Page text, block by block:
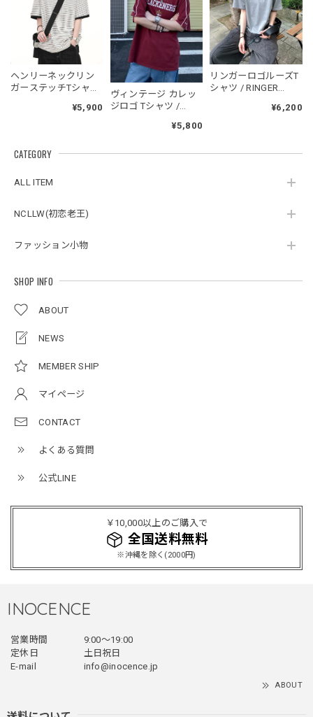
CATEGORY
ALL ITEM
NCLLW(初恋老王)
ファッション小物
SHOP INFO
ABOUT
NEWS
MEMBER SHIP
マイページ
CONTACT
よくある質問
公式LINE
￥10,000以上のご購入で
全国送料無料
※沖縄を除く(2000円)
ブラック/L
2026/05/28
NCLLW オリジナルドッグタグネックレス / NCLLW Original Dog Tag Necklace
2026/05/27
スタンドカラーレトロジャケット / Stand Collar Retro Jacket
ブラック/L
てあまり他のお店で売ってないようなデザインだと思うので
買って良かったです！！ただ写真の通り袖の方が明らかに長
いです！当方160cm女性、Lサイズで袖はかなり余る感じで
す！
ブラック/L
2025/12/24
ヘンリーネックリン
ガーステッチTシャツ
¥5,900
ヴィンテージ カレッ
ジロゴ Tシャツ /
¥5,800
リンガーロゴルーズT
シャツ / RINGER
¥6,200
INOCENCE
営業時間
9:00〜19:00
定休日
土日祝日
E-mail
info@inocence.jp
ABOUT